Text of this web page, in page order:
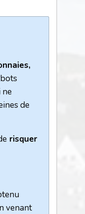
ne
de
risquer
venant